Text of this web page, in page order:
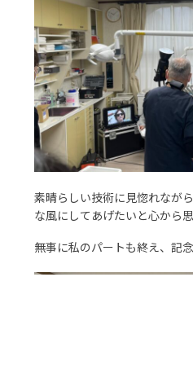
素晴らしい技術に見惚れなが
な風にしてあげたいと心から思
無事に私のパートも終え、記